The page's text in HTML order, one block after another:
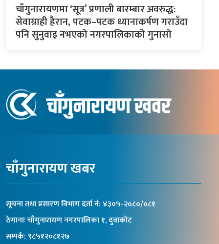
चाँगुनारायणमा ‘सूत्र’ प्रणाली बारम्बार अवरुद्ध:
सेवाग्राही हैरान, पटक–पटक ध्यानाकर्षण गराउँदा
पनि सुनुवाइ नभएको नगरपालिकाको गुनासो
चाँगुनारायण खबर
सूचना तथा प्रसारण विभाग दर्ता नंं: ४३०५-२०८०/०८१
ठेगानाः चाँगुनारायण नगरपालिका १, दुवाकोट
सम्पर्क: ९८५१२०८१२७